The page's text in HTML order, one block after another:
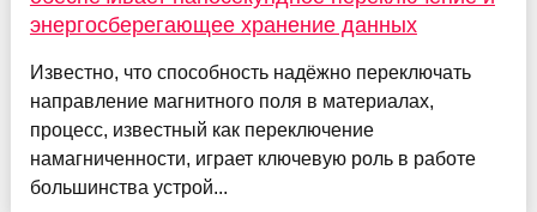
энергосберегающее хранение данных
Известно, что способность надёжно переключать
направление магнитного поля в материалах,
процесс, известный как переключение
намагниченности, играет ключевую роль в работе
большинства устрой...